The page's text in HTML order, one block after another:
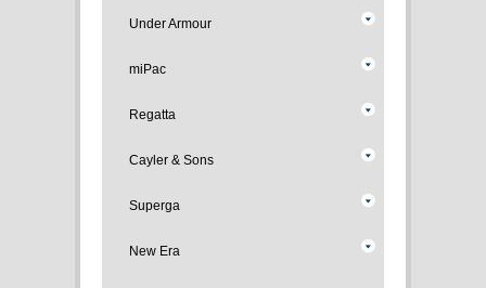
Under Armour
miPac
Regatta
Cayler & Sons
Superga
New Era